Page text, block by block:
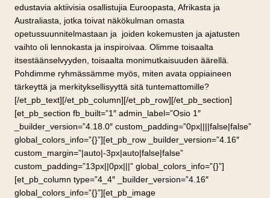
edustavia aktiivisia osallistujia Euroopasta, Afrikasta ja
Australiasta, jotka toivat näkökulman omasta
opetussuunnitelmastaan ja joiden kokemusten ja ajatusten
vaihto oli lennokasta ja inspiroivaa. Olimme toisaalta
itsestäänselvyyden, toisaalta monimutkaisuuden äärellä.
Pohdimme ryhmässämme myös, miten avata oppiaineen
tärkeyttä ja merkityksellisyyttä sitä tuntemattomille?
[/et_pb_text][/et_pb_column][/et_pb_row][/et_pb_section]
[et_pb_section fb_built=”1″ admin_label=”Osio 1″
_builder_version=”4.18.0″ custom_padding=”0px||||false|false”
global_colors_info=”{}”][et_pb_row _builder_version=”4.16″
custom_margin=”|auto|-3px|auto|false|false”
custom_padding=”13px||0px|||” global_colors_info=”{}”]
[et_pb_column type=”4_4″ _builder_version=”4.16″
global_colors_info=”{}”][et_pb_image